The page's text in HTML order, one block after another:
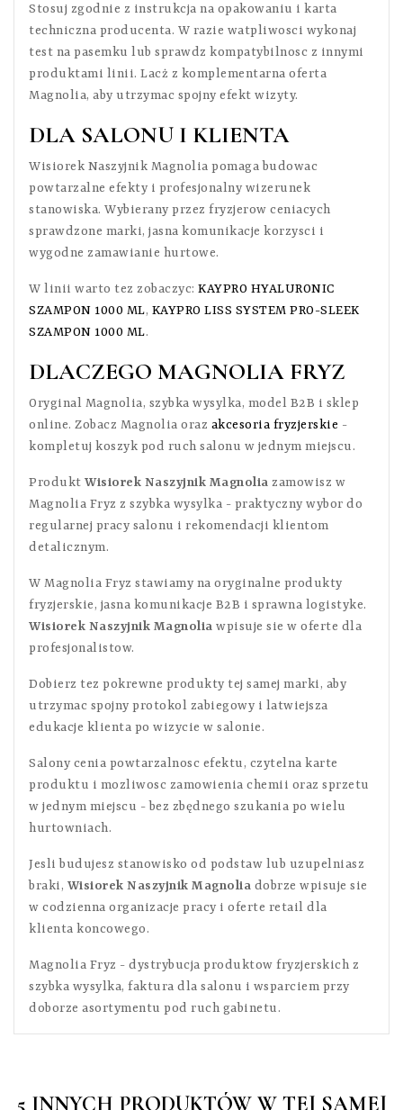
Stosuj zgodnie z instrukcja na opakowaniu i karta
techniczna producenta. W razie watpliwosci wykonaj
test na pasemku lub sprawdz kompatybilnosc z innymi
produktami linii. Lacż z komplementarna oferta
Magnolia, aby utrzymac spojny efekt wizyty.
DLA SALONU I KLIENTA
Wisiorek Naszyjnik Magnolia pomaga budowac
powtarzalne efekty i profesjonalny wizerunek
stanowiska. Wybierany przez fryzjerow ceniacych
sprawdzone marki, jasna komunikacje korzysci i
wygodne zamawianie hurtowe.
W linii warto tez zobaczyc: KAYPRO HYALURONIC
SZAMPON 1000 ML, KAYPRO LISS SYSTEM PRO-SLEEK
SZAMPON 1000 ML.
DLACZEGO MAGNOLIA FRYZ
Oryginal Magnolia, szybka wysylka, model B2B i sklep
online. Zobacz Magnolia oraz akcesoria fryzjerskie -
kompletuj koszyk pod ruch salonu w jednym miejscu.
Produkt Wisiorek Naszyjnik Magnolia zamowisz w
Magnolia Fryz z szybka wysylka - praktyczny wybor do
regularnej pracy salonu i rekomendacji klientom
detalicznym.
W Magnolia Fryz stawiamy na oryginalne produkty
fryzjerskie, jasna komunikacje B2B i sprawna logistyke.
Wisiorek Naszyjnik Magnolia wpisuje sie w oferte dla
profesjonalistow.
Dobierz tez pokrewne produkty tej samej marki, aby
utrzymac spojny protokol zabiegowy i latwiejsza
edukacje klienta po wizycie w salonie.
Salony cenia powtarzalnosc efektu, czytelna karte
produktu i mozliwosc zamowienia chemii oraz sprzetu
w jednym miejscu - bez zbędnego szukania po wielu
hurtowniach.
Jesli budujesz stanowisko od podstaw lub uzupelniasz
braki, Wisiorek Naszyjnik Magnolia dobrze wpisuje sie
w codzienna organizacje pracy i oferte retail dla
klienta koncowego.
Magnolia Fryz - dystrybucja produktow fryzjerskich z
szybka wysylka, faktura dla salonu i wsparciem przy
doborze asortymentu pod ruch gabinetu.
5 INNYCH PRODUKTÓW W TEJ SAMEJ